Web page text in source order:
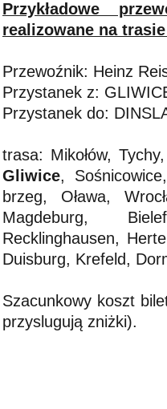
Przykładowe
realizowane na
Przewoźnik: Heinz
Przystanek z:
Przystanek do:
trasa: Mikołów,
Gliwice,
brzeg, Oława,
Magdeburg,
Recklinghausen,
Duisburg, Krefeld,
Szacunkowy koszt
przyslugują zniżki).